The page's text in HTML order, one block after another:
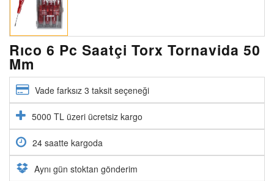
Rıco 6 Pc Saatçi Torx Tornavida 50
Mm
Vade farksız 3 taksit seçeneği
5000 TL üzeri ücretsiz kargo
24 saatte kargoda
Aynı gün stoktan gönderim